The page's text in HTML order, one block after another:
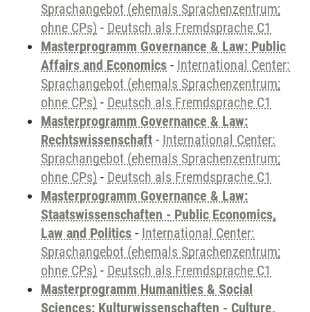
Sprachangebot (ehemals Sprachenzentrum;
ohne CPs) - Deutsch als Fremdsprache C1
Masterprogramm Governance & Law: Public
Affairs and Economics - International Center:
Sprachangebot (ehemals Sprachenzentrum;
ohne CPs) - Deutsch als Fremdsprache C1
Masterprogramm Governance & Law:
Rechtswissenschaft - International Center:
Sprachangebot (ehemals Sprachenzentrum;
ohne CPs) - Deutsch als Fremdsprache C1
Masterprogramm Governance & Law:
Staatswissenschaften - Public Economics,
Law and Politics - International Center:
Sprachangebot (ehemals Sprachenzentrum;
ohne CPs) - Deutsch als Fremdsprache C1
Masterprogramm Humanities & Social
Sciences: Kulturwissenschaften - Culture,